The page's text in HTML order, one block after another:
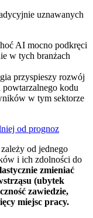
uznawanych
AI mocno podkręci
w tych branżach
przyspieszy rozwój
powtarzalnego kodu
w tym sektorze
od prognoz
od jednego
i ich zdolności do
zmieniać
(ubytek
zawiedzie,
miejsc pracy.